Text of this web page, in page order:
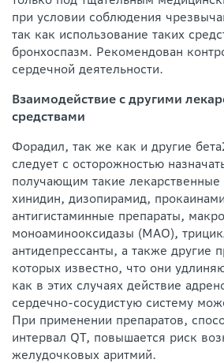
при условии соблюдения
так как использование таких
бронхоспазм. Рекомендован
сердечной деятельности.
Взаимодействие с другими
средствами
Форадил, так же как и другие
следует с осторожностью
получающим такие лекарственные
хинидин, дизопирамид,
антигистаминные препараты,
моноаминооксидазы (МАО),
антидепрессанты, а также другие
которых известно, что они
как в этих случаях действие
сердечно-сосудистую систему
При применении препаратов,
интервал QT, повышается риск
желудочковых аритмий.